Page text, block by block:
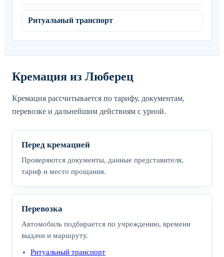
Ритуальный транспорт
Кремация из Люберец
Кремация рассчитывается по тарифу, документам,
перевозке и дальнейшим действиям с урной.
Перед кремацией
Проверяются документы, данные представителя,
тариф и место прощания.
Перевозка
Автомобиль подбирается по учреждению, времени
выдачи и маршруту.
Ритуальный транспорт